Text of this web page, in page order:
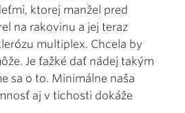
ktorej manžel pred
na rakovinu a jej teraz
multiplex. Chcela by
Je ťažké dať nádej takým
sa o to. Minimálne naša
aj v tichosti dokáže